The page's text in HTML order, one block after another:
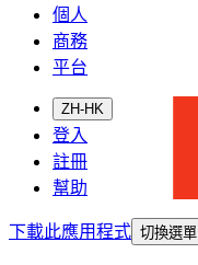
個人
商務
平台
ZH-HK
登入
註冊
幫助
下載此應用程式 切換選單